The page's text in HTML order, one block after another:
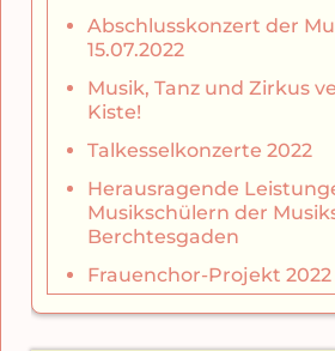
Abschlusskonzert der
15.07.2022
Musik, Tanz und Zirkus
Kiste!
Talkesselkonzerte 2022
Herausragende
Musikschülern der
Berchtesgaden
Frauenchor-Projekt 2022